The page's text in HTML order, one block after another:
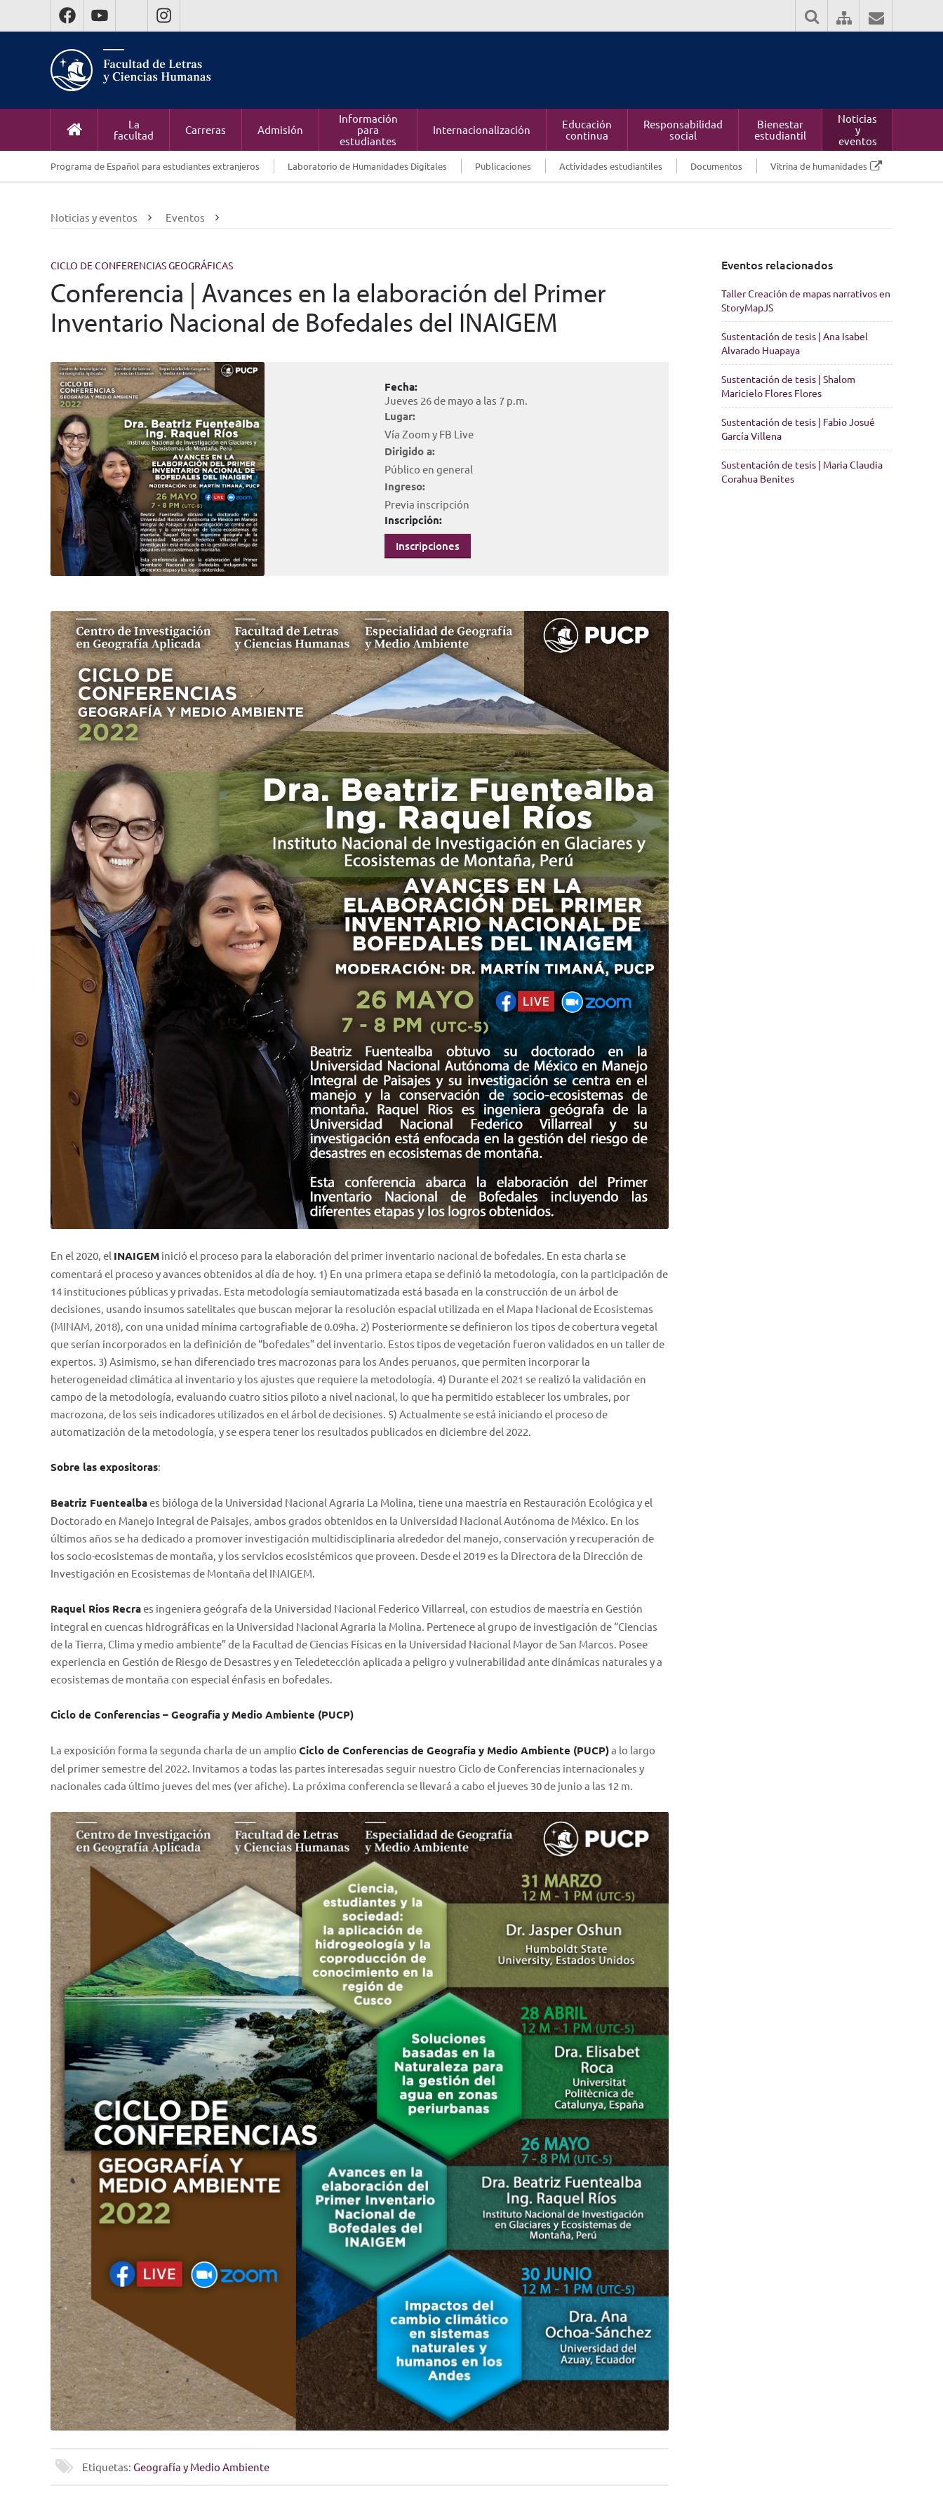
La
facultad
Carreras Admisión
Información
para
estudiantes
Internacionalización
Educación
continua
Responsabilidad
social
Bienestar
estudiantil
Noticias
y
eventos
Programa de Español para estudiantes extranjeros Laboratorio de Humanidades Digitales Publicaciones Actividades estudiantiles Documentos Vitrina de humanidades
Noticias y eventos Eventos
CICLO DE CONFERENCIAS GEOGRÁFICAS
Conferencia | Avances en la elaboración del Primer
Inventario Nacional de Bofedales del INAIGEM
Fecha:
Jueves 26 de mayo a las 7 p.m.
Lugar:
Vía Zoom y FB Live
Dirigido a:
Público en general
Ingreso:
Previa inscripción
Inscripción:
Inscripciones
En el 2020, el INAIGEM inició el proceso para la elaboración del primer inventario nacional de bofedales. En esta charla se
comentará el proceso y avances obtenidos al día de hoy. 1) En una primera etapa se definió la metodología, con la participación de
14 instituciones públicas y privadas. Esta metodología semiautomatizada está basada en la construcción de un árbol de
decisiones, usando insumos satelitales que buscan mejorar la resolución espacial utilizada en el Mapa Nacional de Ecosistemas
(MINAM, 2018), con una unidad mínima cartografiable de 0.09ha. 2) Posteriormente se definieron los tipos de cobertura vegetal
que serían incorporados en la definición de “bofedales” del inventario. Estos tipos de vegetación fueron validados en un taller de
expertos. 3) Asimismo, se han diferenciado tres macrozonas para los Andes peruanos, que permiten incorporar la
heterogeneidad climática al inventario y los ajustes que requiere la metodología. 4) Durante el 2021 se realizó la validación en
campo de la metodología, evaluando cuatro sitios piloto a nivel nacional, lo que ha permitido establecer los umbrales, por
macrozona, de los seis indicadores utilizados en el árbol de decisiones. 5) Actualmente se está iniciando el proceso de
automatización de la metodología, y se espera tener los resultados publicados en diciembre del 2022.
Sobre las expositoras:
Beatriz Fuentealbaes bióloga de la Universidad Nacional Agraria La Molina, tiene una maestría en Restauración Ecológica y el
Doctorado en Manejo Integral de Paisajes, ambos grados obtenidos en la Universidad Nacional Autónoma de México. En los
últimos años se ha dedicado a promover investigación multidisciplinaria alrededor del manejo, conservación y recuperación de
los socio-ecosistemas de montaña, y los servicios ecosistémicos que proveen. Desde el 2019 es la Directora de la Dirección de
Investigación en Ecosistemas de Montaña del INAIGEM.
Raquel Rios Recraes ingeniera geógrafa de la Universidad Nacional Federico Villarreal, con estudios de maestría en Gestión
integral en cuencas hidrográficas en la Universidad Nacional Agraria la Molina. Pertenece al grupo de investigación de “Ciencias
de la Tierra, Clima y medio ambiente” de la Facultad de Ciencias Físicas en la Universidad Nacional Mayor de San Marcos. Posee
experiencia en Gestión de Riesgo de Desastres y en Teledetección aplicada a peligro y vulnerabilidad ante dinámicas naturales y a
ecosistemas de montaña con especial énfasis en bofedales.
Ciclo de Conferencias – Geografía y Medio Ambiente (PUCP)
La exposición forma la segunda charla de un amplio Ciclo de Conferencias de Geografía y Medio Ambiente (PUCP)a lo largo
del primer semestre del 2022. Invitamos a todas las partes interesadas seguir nuestro Ciclo de Conferencias internacionales y
nacionales cada último jueves del mes (ver afiche). La próxima conferencia se llevará a cabo el jueves 30 de junio a las 12 m.
Etiquetas: Geografía y Medio Ambiente
Eventos relacionados
Taller Creación de mapas narrativos en
StoryMapJS
Sustentación de tesis | Ana Isabel
Alvarado Huapaya
Sustentación de tesis | Shalom
Maricielo Flores Flores
Sustentación de tesis | Fabio Josué
García Villena
Sustentación de tesis | Maria Claudia
Corahua Benites